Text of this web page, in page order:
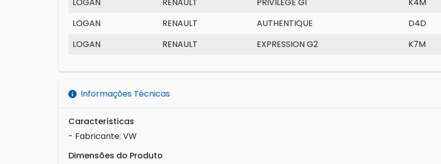
LOGAN
RENAULT PRIVILEGE G1 K4M
LOGAN
RENAULT AUTHENTIQUE D4D
LOGAN
RENAULT EXPRESSION G2 K7M
Informações Técnicas
Características
- Fabricante: VW
Dimensões do Produto